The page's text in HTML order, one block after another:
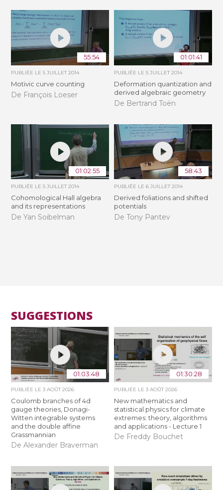
55:54
PUBLIÉE LE5 JUILLET 2014
Motivic curve counting
De François Loeser
01:01:41
PUBLIÉE LE 5 JUILLET 2014
Deformation quantization and
derived algebraic geometry
De Bertrand Toën
01:02:55
PUBLIÉE LE5 JUILLET 2014
Cohomological Hall algebra
and its representations
De Yan Soibelman
58:43
PUBLIÉE LE 6 JUILLET 2014
Derived foliations and shifted
potentials
De Tony Pantev
SUGGESTIONS
01:03:48
PUBLIÉE LE3 AOÛT 2026
Coulomb branches of 4d
gauge theories, Donagi-
Witten integrable systems
and the double affine
Grassmannian
De Alexander Braverman
01:30:28
PUBLIÉE LE 3 AOÛT 2026
New mathematics and
statistical physics for climate
extremes: theory, algorithms
and applications - Lecture 1
De Freddy Bouchet